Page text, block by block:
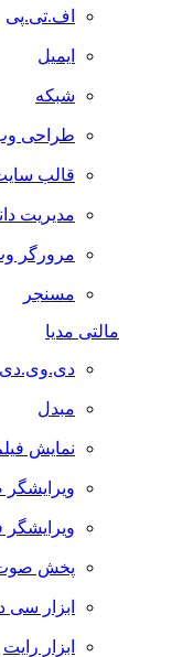
اف.تی.پی
ایمیل
شبکه
طراحی وب
قالب سایت
مدیریت دانلود
مرورگر وب
مسنجر
مالتی مدیا
دی.وی.دی
مبدل
نمایش فیلم
ویرایشگر صوت
ویرایشگر فیلم
پخش صوت
ابزار سی دی
ابزار رایت